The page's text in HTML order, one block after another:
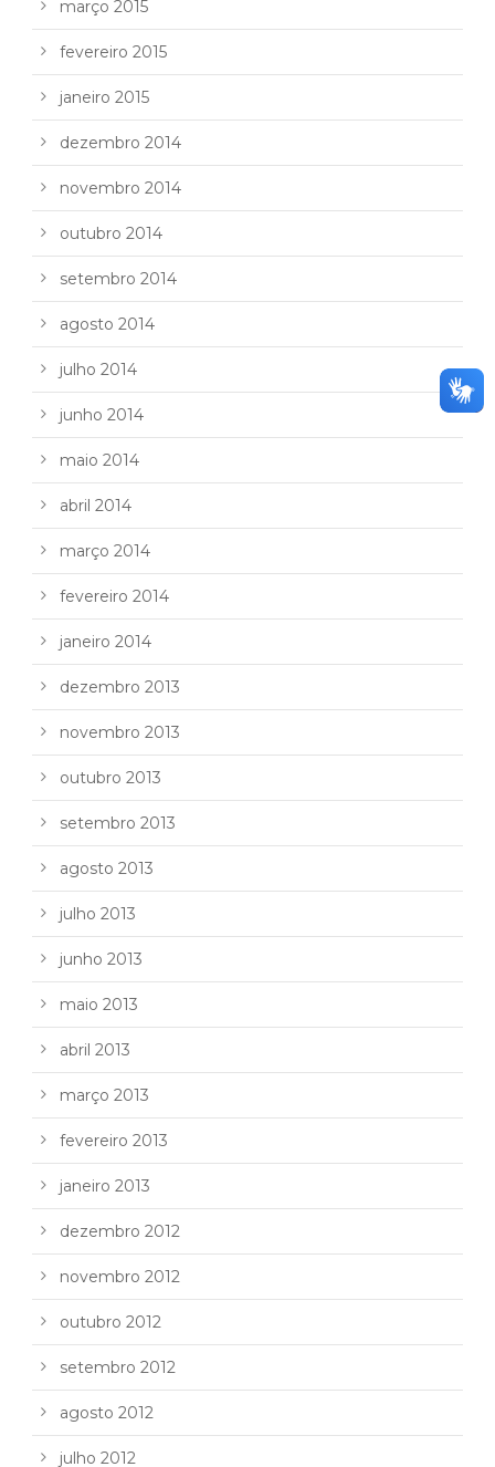
março 2015
fevereiro 2015
janeiro 2015
dezembro 2014
novembro 2014
outubro 2014
setembro 2014
agosto 2014
julho 2014
junho 2014
maio 2014
abril 2014
março 2014
fevereiro 2014
janeiro 2014
dezembro 2013
novembro 2013
outubro 2013
setembro 2013
agosto 2013
julho 2013
junho 2013
maio 2013
abril 2013
março 2013
fevereiro 2013
janeiro 2013
dezembro 2012
novembro 2012
outubro 2012
setembro 2012
agosto 2012
julho 2012